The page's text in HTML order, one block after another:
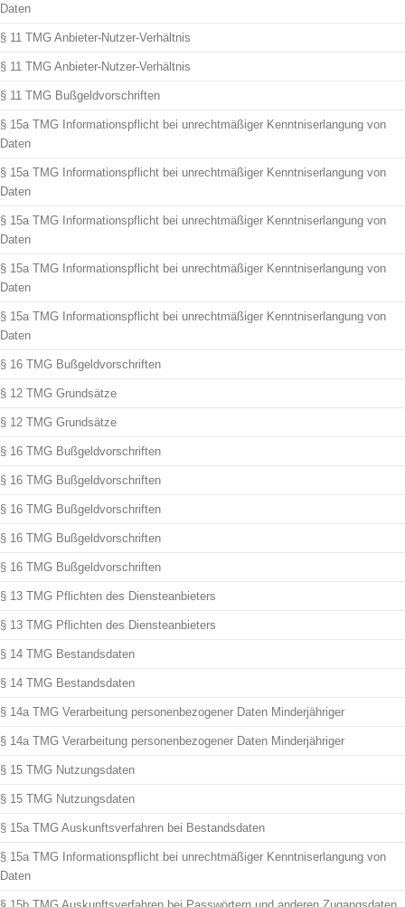
Daten
§ 11 TMG Anbieter-Nutzer-Verhältnis
§ 11 TMG Anbieter-Nutzer-Verhältnis
§ 11 TMG Bußgeldvorschriften
§ 15a TMG Informationspflicht bei unrechtmäßiger Kenntniserlangung von
Daten
§ 15a TMG Informationspflicht bei unrechtmäßiger Kenntniserlangung von
Daten
§ 15a TMG Informationspflicht bei unrechtmäßiger Kenntniserlangung von
Daten
§ 15a TMG Informationspflicht bei unrechtmäßiger Kenntniserlangung von
Daten
§ 15a TMG Informationspflicht bei unrechtmäßiger Kenntniserlangung von
Daten
§ 16 TMG Bußgeldvorschriften
§ 12 TMG Grundsätze
§ 12 TMG Grundsätze
§ 16 TMG Bußgeldvorschriften
§ 16 TMG Bußgeldvorschriften
§ 16 TMG Bußgeldvorschriften
§ 16 TMG Bußgeldvorschriften
§ 16 TMG Bußgeldvorschriften
§ 13 TMG Pflichten des Diensteanbieters
§ 13 TMG Pflichten des Diensteanbieters
§ 14 TMG Bestandsdaten
§ 14 TMG Bestandsdaten
§ 14a TMG Verarbeitung personenbezogener Daten Minderjähriger
§ 14a TMG Verarbeitung personenbezogener Daten Minderjähriger
§ 15 TMG Nutzungsdaten
§ 15 TMG Nutzungsdaten
§ 15a TMG Auskunftsverfahren bei Bestandsdaten
§ 15a TMG Informationspflicht bei unrechtmäßiger Kenntniserlangung von
Daten